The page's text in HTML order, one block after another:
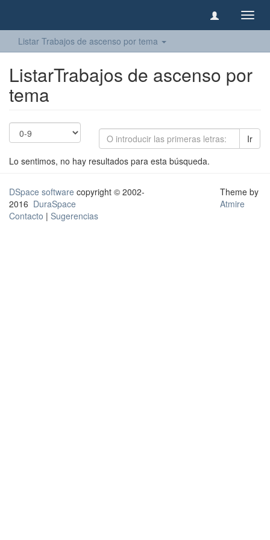
Listar Trabajos de ascenso por tema
ListarTrabajos de ascenso por
tema
Ir
Lo sentimos, no hay resultados para esta búsqueda.
DSpace software copyright © 2002-
2016 DuraSpace
Contacto | Sugerencias
Theme by
Atmire